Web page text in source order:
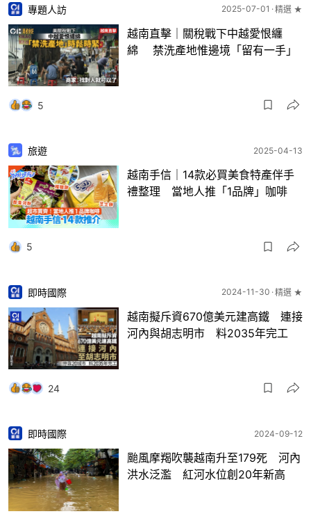
專題人訪 2025-07-01 精選 ★
越南直擊｜關稅戰下中越愛恨纏
綿 禁洗產地惟邊境「留有一手」
5
旅遊 2025-04-13
越南手信｜14款必買美食特產伴手
禮整理 當地人推「1品牌」咖啡
5
即時國際 2024-11-30 精選 ★
越南擬斥資670億美元建高鐵 連接
河內與胡志明市 料2035年完工
24
即時國際 2024-09-12
颱風摩羯吹襲越南升至179死 河內
洪水泛濫 紅河水位創20年新高